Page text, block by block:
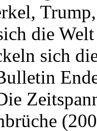
die
sich